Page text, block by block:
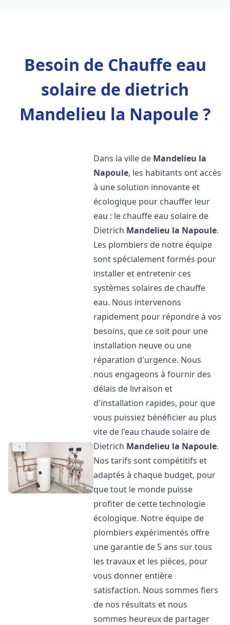
Besoin de Chauffe eau
solaire de dietrich
Mandelieu la Napoule ?
Dans la ville de Mandelieu la
Napoule, les habitants ont accès
à une solution innovante et
écologique pour chauffer leur
eau : le chauffe eau solaire de
Dietrich Mandelieu la Napoule.
Les plombiers de notre équipe
sont spécialement formés pour
installer et entretenir ces
systèmes solaires de chauffe
eau. Nous intervenons
rapidement pour répondre à vos
besoins, que ce soit pour une
installation neuve ou une
réparation d'urgence. Nous
nous engageons à fournir des
délais de livraison et
d'installation rapides, pour que
vous puissiez bénéficier au plus
vite de l'eau chaude solaire de
Dietrich Mandelieu la Napoule.
Nos tarifs sont compétitifs et
adaptés à chaque budget, pour
que tout le monde puisse
profiter de cette technologie
écologique. Notre équipe de
plombiers expérimentés offre
une garantie de 5 ans sur tous
les travaux et les pièces, pour
vous donner entière
satisfaction. Nous sommes fiers
de nos résultats et nous
sommes heureux de partager